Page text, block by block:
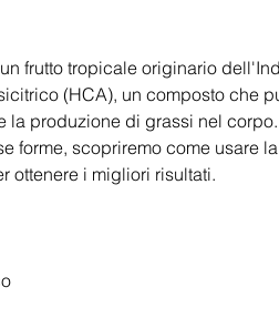
frutto tropicale originario
(HCA), un composto che
la produzione di grassi nel
forme, scopriremo come usare
ottenere i migliori risultati.